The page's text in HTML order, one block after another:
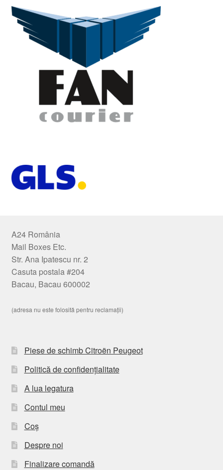
A24 România
Mail Boxes Etc.
Str. Ana Ipatescu nr. 2
Casuta postala #204
Bacau, Bacau 600002
(adresa nu este folosită pentru reclamații)
Piese de schimb Citroën Peugeot
Politică de confidențialitate
A lua legatura
Contul meu
Coș
Despre noi
Finalizare comandă